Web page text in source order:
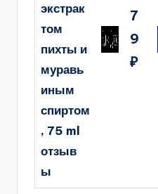
экстрак
том
пихты и
муравь
иным
спиртом
, 75 ml
отзыв
ы
7
9
₽